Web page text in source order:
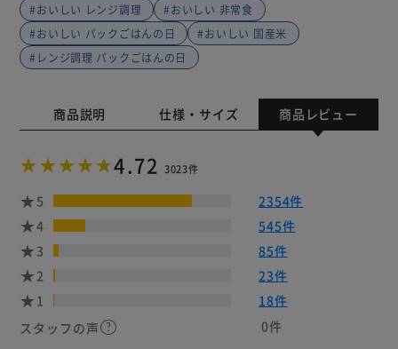
#おいしい レンジ調理
#おいしい 非常食
#おいしい パックごはんの日
#おいしい 国産米
#レンジ調理 パックごはんの日
商品説明 仕様・サイズ 商品レビュー
4.72 3023件
5
2354件
4
545件
3
85件
2
23件
1
18件
スタッフの声
0件